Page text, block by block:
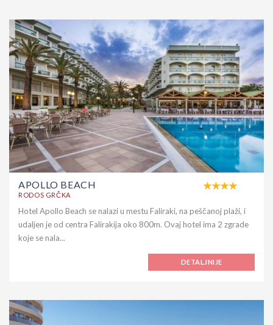
APOLLO BEACH
RODOS GRČKA
Hotel Apollo Beach se nalazi u mestu Faliraki, na peščanoj plaži, i
udaljen je od centra Falirakija oko 800m. Ovaj hotel ima 2 zgrade
koje se nala...
DETALJNIJE